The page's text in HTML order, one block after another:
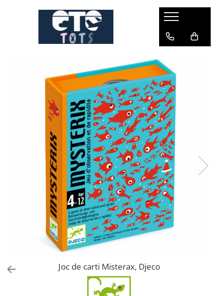
CĂRUCIOARE & SCAUNE AUTO
cărucioare U-GROW
scaune auto pentru avion
accesorii cărucioare
accesorii scaun auto
accesorii scaun avion
Joc de carti Misterax, Djeco